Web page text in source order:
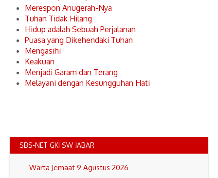
Merespon Anugerah-Nya
Tuhan Tidak Hilang
Hidup adalah Sebuah Perjalanan
Puasa yang Dikehendaki Tuhan
Mengasihi
Keakuan
Menjadi Garam dan Terang
Melayani dengan Kesungguhan Hati
SBS-NET GKI SW JABAR
Warta Jemaat 9 Agustus 2026